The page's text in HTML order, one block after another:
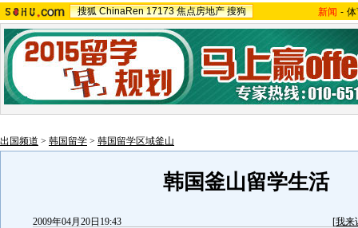
搜狐 ChinaRen 17173 焦点房地产 搜狗 新闻 -
出国频道 > 韩国留学 > 韩国留学区域釜山
韩国釜山留学生活
2009年04月20日19:43 [我来